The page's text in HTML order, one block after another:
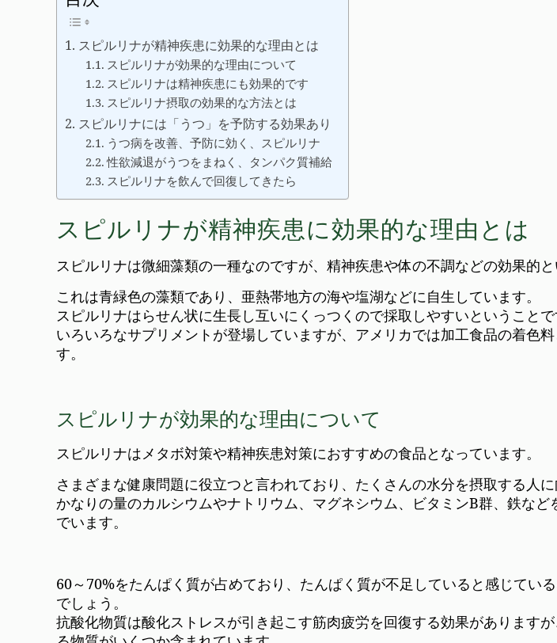
スピルリナが精神疾患に効果的な理由とは
スピルリナが効果的な理由について
スピルリナは精神疾患にも効果的です
スピルリナ摂取の効果的な方法とは
スピルリナには「うつ」を予防する効果あり
うつ病を改善、予防に効く、スピルリナ
性欲減退がうつをまねく、タンパク質補給
スピルリナを飲んで回復してきたら
スピルリナが精神疾患に効果的な理由とは
スピルリナは微細藻類の一種なのですが、精神疾患や体の不調などの効果的と
これは青緑色の藻類であり、亜熱帯地方の海や塩湖などに自生しています。
スピルリナはらせん状に生長し互いにくっつくので採取しやすいということで
いろいろなサプリメントが登場していますが、アメリカでは加工食品の着色
す。
スピルリナが効果的な理由について
スピルリナはメタボ対策や精神疾患対策におすすめの食品となっています。
さまざまな健康問題に役立つと言われており、たくさんの水分を摂取する人に
かなりの量のカルシウムやナトリウム、マグネシウム、ビタミンB群、鉄な
でいます。
60～70%をたんぱく質が占めており、たんぱく質が不足していると感じてい
でしょう。
抗酸化物質は酸化ストレスが引き起こす筋肉疲労を回復する効果があります